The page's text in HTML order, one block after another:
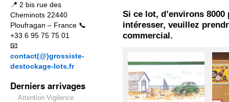
📍 2 bis rue des
Cheminots 22440
Ploufragan – France 📞
+33 6 95 75 75 01
📧
contact(@)grossiste-
destockage-lots.fr
Derniers arrivages
Attention Vigilence
Si ce lot, d’environs
intéresser, veuillez
commercial.